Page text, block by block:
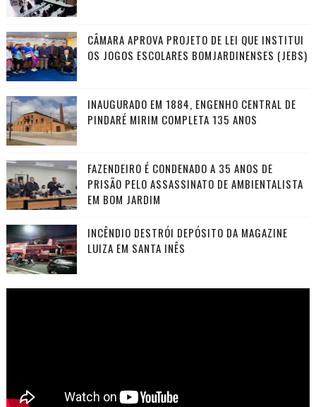
CÂMARA APROVA PROJETO DE LEI QUE INSTITUI
OS JOGOS ESCOLARES BOMJARDINENSES (JEBS)
INAUGURADO EM 1884, ENGENHO CENTRAL DE
PINDARÉ MIRIM COMPLETA 135 ANOS
FAZENDEIRO É CONDENADO A 35 ANOS DE
PRISÃO PELO ASSASSINATO DE AMBIENTALISTA
EM BOM JARDIM
INCÊNDIO DESTRÓI DEPÓSITO DA MAGAZINE
LUIZA EM SANTA INÊS